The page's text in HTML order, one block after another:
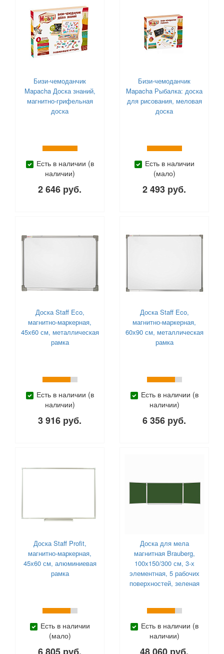
Бизи-чемоданчик
Mapacha Доска знаний,
магнитно-грифельная
доска
Есть в наличии (в
наличии)
2 646 руб.
Бизи-чемоданчик
Mapacha Рыбалка: доска
для рисования, меловая
доска
Есть в наличии
(мало)
2 493 руб.
Доска Staff Eco,
магнитно-маркерная,
45х60 см, металлическая
рамка
Есть в наличии (в
наличии)
3 916 руб.
Доска Staff Eco,
магнитно-маркерная,
60х90 см, металлическая
рамка
Есть в наличии (в
наличии)
6 356 руб.
Доска Staff Profit,
магнитно-маркерная,
45х60 см, алюминиевая
рамка
Есть в наличии
(мало)
Доска для мела
магнитная Brauberg,
100х150/300 см, 3-х
элементная, 5 рабочих
поверхностей, зеленая
Есть в наличии (в
наличии)